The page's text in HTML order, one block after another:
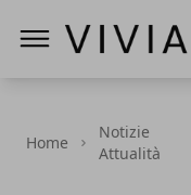
Home
Notizie
Attualità